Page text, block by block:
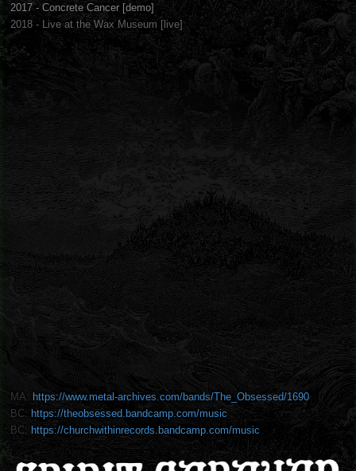
2017 - Concrete Cancer [demo]
2018 - Live at the Wax Museum [live]
MA: https://www.metal-archives.com/bands/The_Obsessed/1690
BC: https://theobsessed.bandcamp.com/music
BC: https://churchwithinrecords.bandcamp.com/music